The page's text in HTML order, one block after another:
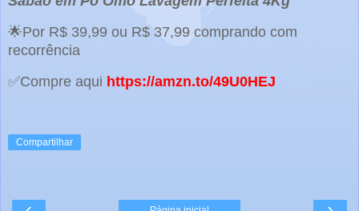
🌟Por R$ 39,99 ou R$ 37,99 comprando com
recorrência
✅Compre aqui https://amzn.to/49U0HEJ
Compartilhar